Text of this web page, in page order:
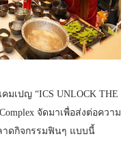
เปญ “ICS UNLOCK THE
จัดมาเพื่อส่งต่อความ
าดกิจกรรมฟินๆ แบบนี้